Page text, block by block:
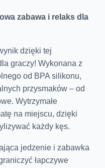
zabawa i relaks dla
dzięki tej
graczy! Wykonana z
od BPA silikonu,
przysmaków – od
Wytrzymałe
na miejscu, dzięki
każdy kęs.
jedzenie i zabawka
łapczywe